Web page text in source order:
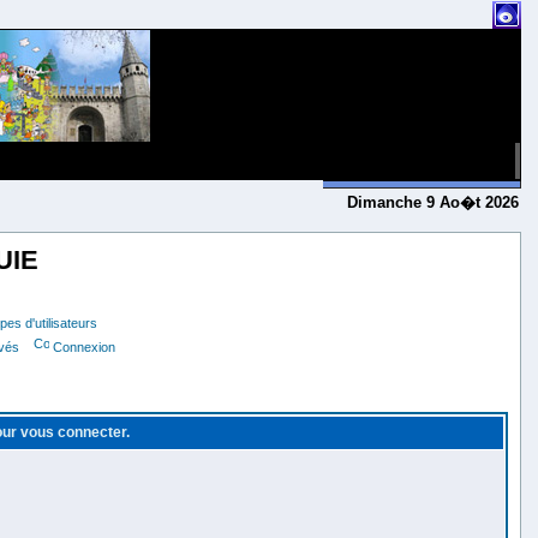
Dimanche 9 Ao�t 2026
d'utilisateurs
Connexion
vous connecter.